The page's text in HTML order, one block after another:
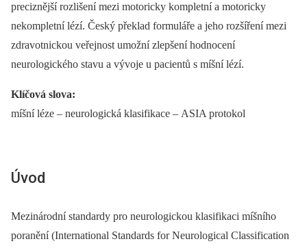
preciznější rozlišení mezi motoricky kompletní a motoricky
nekompletní lézí. Český překlad formuláře a jeho rozšíření mezi
zdravotnickou veřejnost umožní zlepšení hodnocení
neurologického stavu a vývoje u pacientů s míšní lézí.
Klíčová slova:
míšní léze –⁠ neurologická klasifikace –⁠ ASIA protokol
Úvod
Mezinárodní standardy pro neurologickou klasifikaci míšního
poranění (International Standards for Neurological Classification